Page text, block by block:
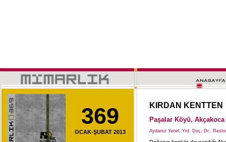
369
OCAK-ŞUBAT 2013
KIRDAN KENTTEN
Paşalar Köyü, Akçakoca
Aydanur Yenel, Yrd. Doç. Dr.,